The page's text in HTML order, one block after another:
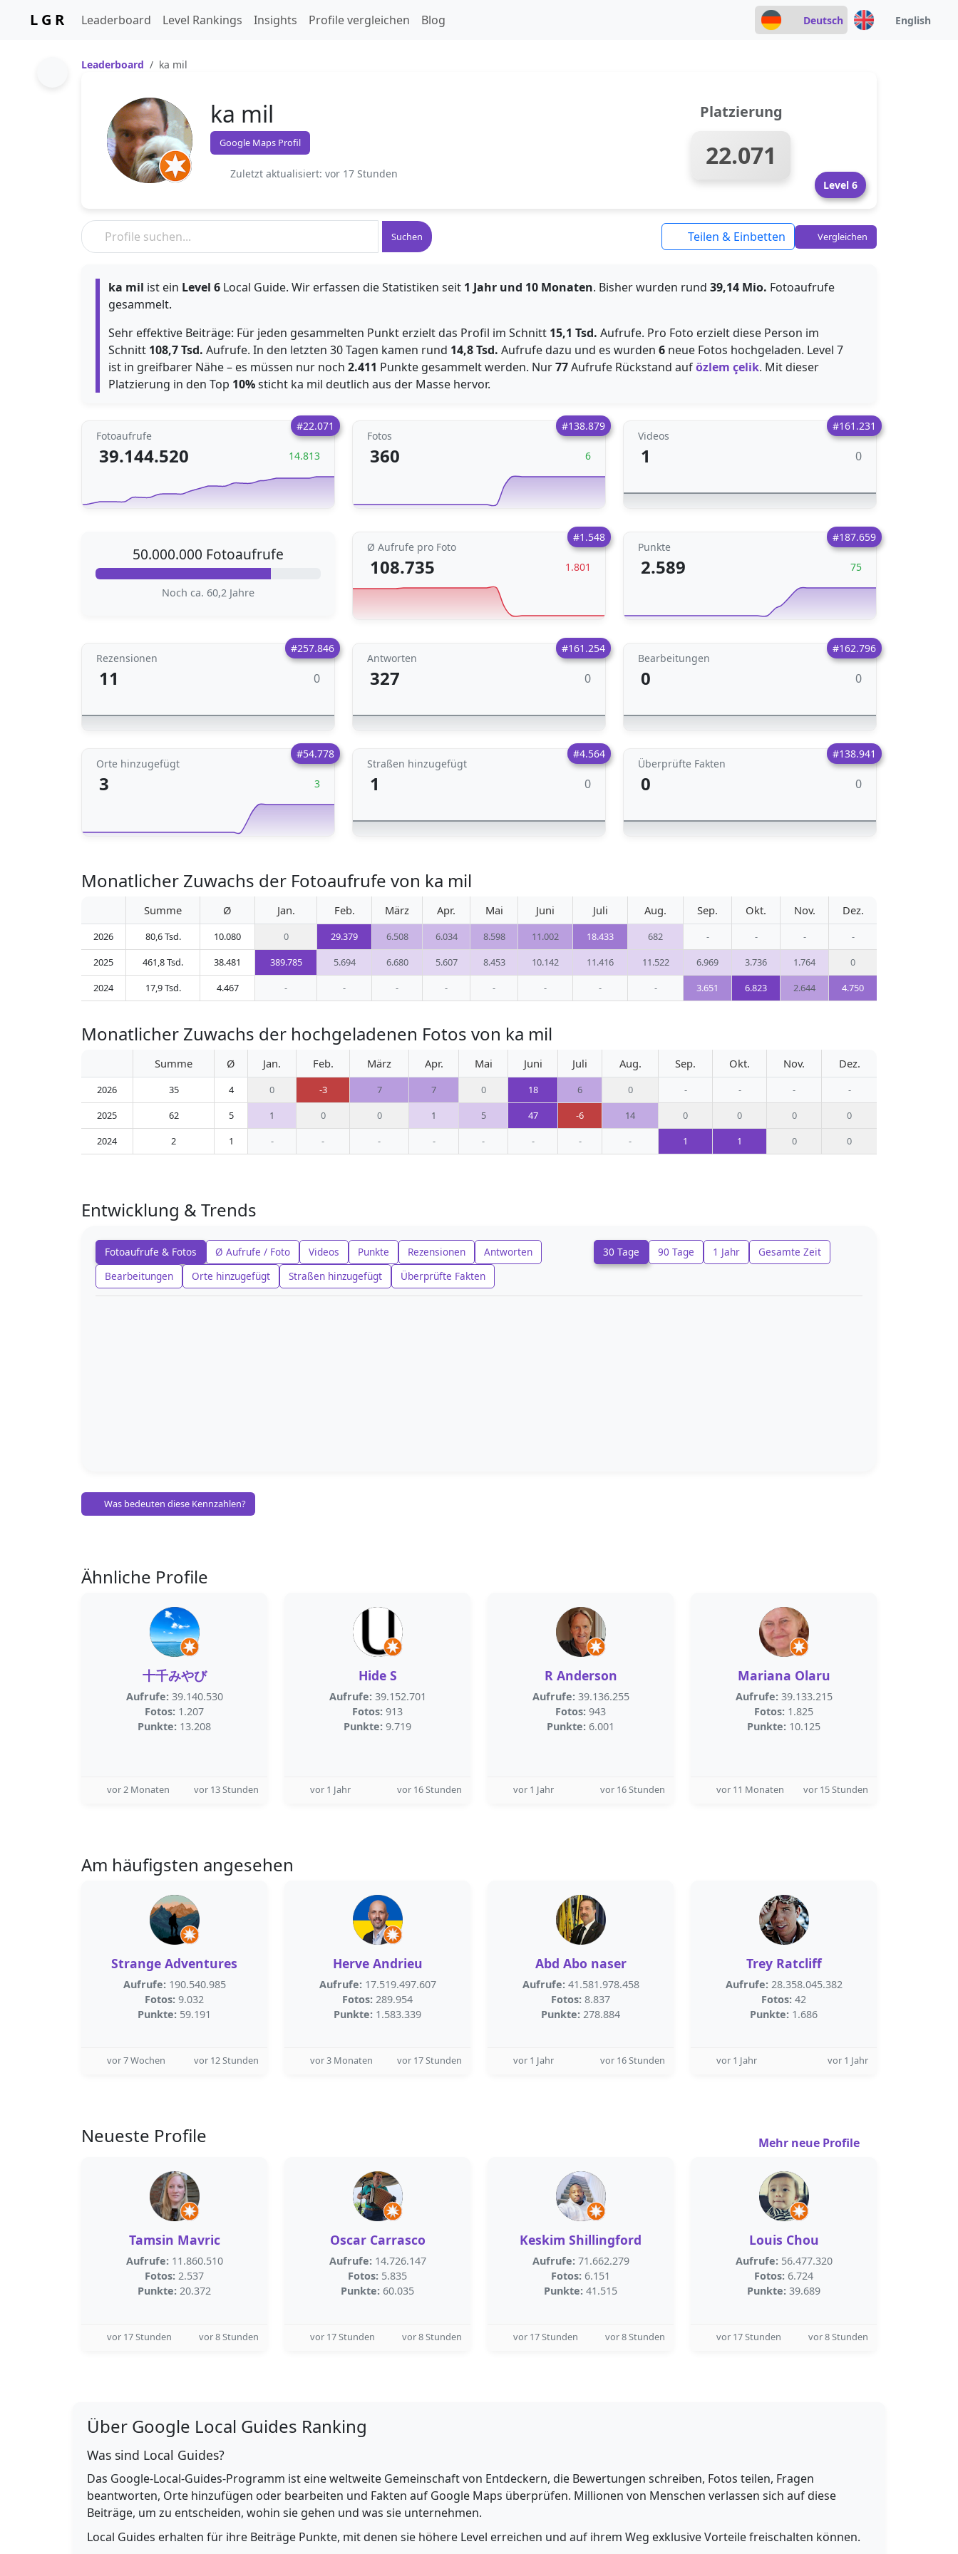
L G R Leaderboard Level Rankings Insights Profile vergleichen Blog Deutsch English
Leaderboard ka mil
ka mil
Google Maps Profil
Zuletzt aktualisiert: vor 17 Stunden
Platzierung
22.071
Level 6
Suchen Teilen & Einbetten Vergleichen
ka mil ist ein Level 6 Local Guide. Wir erfassen die Statistiken seit 1 Jahr und 10 Monaten. Bisher wurden rund 39,14 Mio. Fotoaufrufe
gesammelt.
Sehr effektive Beiträge: Für jeden gesammelten Punkt erzielt das Profil im Schnitt 15,1 Tsd. Aufrufe. Pro Foto erzielt diese Person im
Schnitt 108,7 Tsd. Aufrufe. In den letzten 30 Tagen kamen rund 14,8 Tsd. Aufrufe dazu und es wurden 6 neue Fotos hochgeladen. Level 7
ist in greifbarer Nähe – es müssen nur noch 2.411 Punkte gesammelt werden. Nur77Aufrufe Rückstand aufözlem çelik. Mit dieser
Platzierung in den Top 10%sticht ka mil deutlich aus der Masse hervor.
#22.071
Fotoaufrufe
39.144.520 14.813
#138.879
Fotos
360 6
#161.231
Videos
1 0
50.000.000 Fotoaufrufe
Noch ca. 60,2 Jahre
#1.548
Ø Aufrufe pro Foto
108.735 1.801
#187.659
Punkte
2.589 75
#257.846
Rezensionen
11 0
#161.254
Antworten
327 0
#162.796
Bearbeitungen
0 0
#54.778
Orte hinzugefügt
3 3
#4.564
Straßen hinzugefügt
1 0
#138.941
Überprüfte Fakten
0 0
Monatlicher Zuwachs der Fotoaufrufe von ka mil
Summe Ø Jan. Feb. März Apr. Mai Juni Juli Aug. Sep. Okt. Nov. Dez.
2026 80,6 Tsd. 10.080 0 29.379 6.508 6.034 8.598 11.002 18.433 682 - - -
-
2025
461,8 Tsd. 38.481 389.785 5.694 6.680 5.607 8.453 10.142 11.416 11.522 6.969 3.736 1.764
0
2024
17,9 Tsd. 4.467 - - - - - - - - 3.651 6.823 2.644 4.750
Monatlicher Zuwachs der hochgeladenen Fotos von ka mil
Summe Ø Jan. Feb. März Apr. Mai Juni Juli Aug. Sep. Okt. Nov. Dez.
2026 35 4 0 -3 7 7 0 18 6 0 - - -
-
2025
62 5 1 0 0 1 5 47 -6 14 0 0 0
0
2024
2 1 - - - - - - - - 1 1 0 0
Entwicklung & Trends
Fotoaufrufe & Fotos Ø Aufrufe / Foto Videos Punkte Rezensionen
Antworten
Bearbeitungen
Orte hinzugefügt Straßen hinzugefügt Überprüfte Fakten
30 Tage 90 Tage 1 Jahr Gesamte Zeit
Was bedeuten diese Kennzahlen?
Ähnliche Profile
十千みやび
Aufrufe: 39.140.530
Fotos: 1.207
Punkte: 13.208
vor 2 Monaten vor 13 Stunden
Hide S
Aufrufe: 39.152.701
Fotos: 913
Punkte: 9.719
vor 1 Jahr vor 16 Stunden
R Anderson
Aufrufe: 39.136.255
Fotos: 943
Punkte: 6.001
vor 1 Jahr vor 16 Stunden
Mariana Olaru
Aufrufe: 39.133.215
Fotos: 1.825
Punkte: 10.125
vor 11 Monaten vor 15 Stunden
Am häufigsten angesehen
Strange Adventures
Aufrufe: 190.540.985
Fotos: 9.032
Punkte: 59.191
vor 7 Wochen vor 12 Stunden
Herve Andrieu
Aufrufe: 17.519.497.607
Fotos: 289.954
Punkte: 1.583.339
vor 3 Monaten vor 17 Stunden
Abd Abo naser
Aufrufe: 41.581.978.458
Fotos: 8.837
Punkte: 278.884
vor 1 Jahr vor 16 Stunden
Trey Ratcliff
Aufrufe: 28.358.045.382
Fotos: 42
Punkte: 1.686
vor 1 Jahr vor 1 Jahr
Neueste Profile Mehr neue Profile
Tamsin Mavric
Aufrufe: 11.860.510
Fotos: 2.537
Punkte: 20.372
vor 17 Stunden vor 8 Stunden
Oscar Carrasco
Aufrufe: 14.726.147
Fotos: 5.835
Punkte: 60.035
vor 17 Stunden vor 8 Stunden
Keskim Shillingford
Aufrufe: 71.662.279
Fotos: 6.151
Punkte: 41.515
vor 17 Stunden vor 8 Stunden
Louis Chou
Aufrufe: 56.477.320
Fotos: 6.724
Punkte: 39.689
vor 17 Stunden vor 8 Stunden
Über Google Local Guides Ranking
Was sind Local Guides?
Das Google-Local-Guides-Programm ist eine weltweite Gemeinschaft von Entdeckern, die Bewertungen schreiben, Fotos teilen, Fragen
beantworten, Orte hinzufügen oder bearbeiten und Fakten auf Google Maps überprüfen. Millionen von Menschen verlassen sich auf diese
Beiträge, um zu entscheiden, wohin sie gehen und was sie unternehmen.
Local Guides erhalten für ihre Beiträge Punkte, mit denen sie höhere Level erreichen und auf ihrem Weg exklusive Vorteile freischalten können.